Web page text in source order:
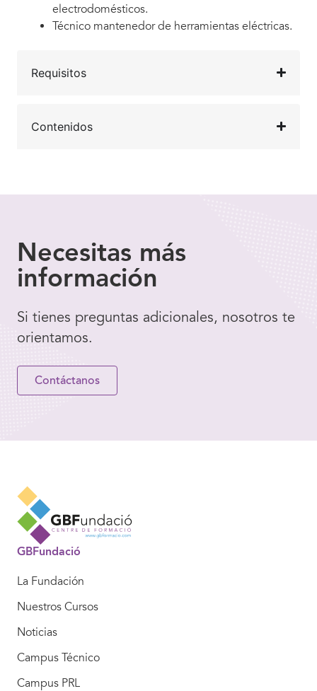
electrodomésticos.
Técnico mantenedor de herramientas eléctricas.
Requisitos
Contenidos
Necesitas más
información
Si tienes preguntas adicionales, nosotros te
orientamos.
Contáctanos
GBFundació
La Fundación
Nuestros Cursos
Noticias
Campus Técnico
Campus PRL